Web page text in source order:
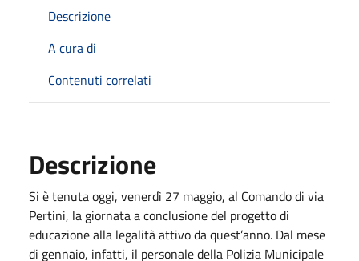
Descrizione
A cura di
Contenuti correlati
Descrizione
Si è tenuta oggi, venerdì 27 maggio, al Comando di via
Pertini, la giornata a conclusione del progetto di
educazione alla legalità attivo da quest’anno. Dal mese
di gennaio, infatti, il personale della Polizia Municipale